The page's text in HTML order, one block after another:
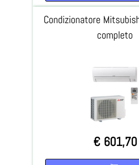
Condizionatore
completo
€ 601,70